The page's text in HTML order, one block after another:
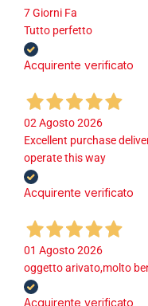
7 Giorni Fa
Tutto perfetto
Acquirente verificato
02 Agosto 2026
Excellent purchase
operate this way
Acquirente verificato
01 Agosto 2026
oggetto arivato,molto
Acquirente verificato